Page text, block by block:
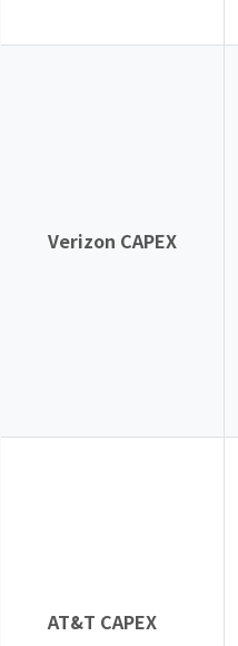
Verizon CAPEX
AT&T CAPEX